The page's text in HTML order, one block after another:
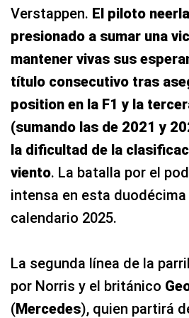
Verstappen. El piloto
presionado a sumar una
mantener vivas sus
título consecutivo tras
position en la F1 y la
(sumando las de 2021 y
la dificultad de la
viento. La batalla por el
intensa en esta
calendario 2025.
La segunda línea de la
por Norris y el británico
(Mercedes), quien partirá